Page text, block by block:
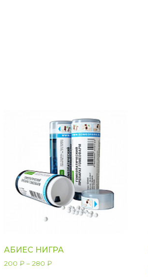
АБИЕС НИГРА
200₽ – 280₽